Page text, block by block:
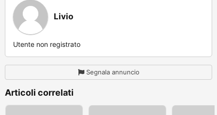
Livio
Utente non registrato
Segnala annuncio
Articoli correlati